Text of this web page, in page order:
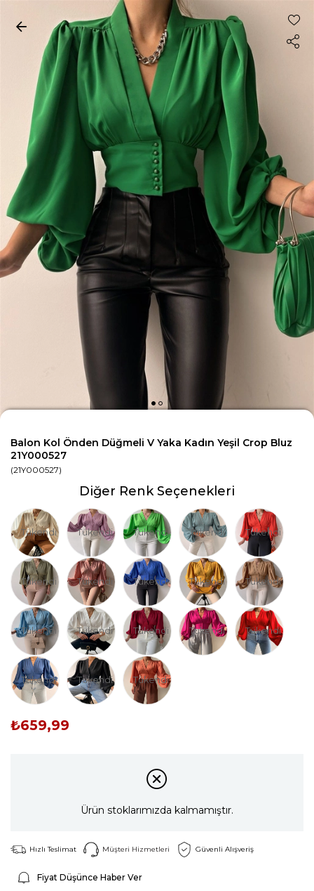
Balon Kol Önden Düğmeli V Yaka Kadın Yeşil Crop Bluz
21Y000527
(21Y000527)
Diğer Renk Seçenekleri
Tükendi Tükendi Tükendi Tükendi Tükendi
Tükendi Tükendi Tükendi Tükendi Tükendi
Tükendi Tükendi Tükendi Tükendi Tükendi
Tükendi Tükendi Tükendi
₺659,99
Ürün stoklarımızda kalmamıştır.
Hızlı Teslimat Müşteri Hizmetleri Güvenli Alışveriş
Fiyat Düşünce Haber Ver